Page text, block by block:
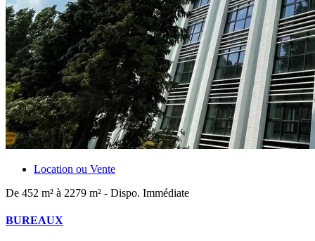
Location ou Vente
De 452 m² à 2279 m² - Dispo. Immédiate
BUREAUX